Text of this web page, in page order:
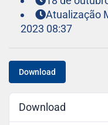
Atualização
2023 08:37
Download
Download